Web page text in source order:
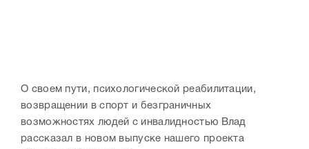
О своем пути, психологической реабилитации,
возвращении в спорт и безграничных
возможностях людей с инвалидностью Влад
рассказал в новом выпуске нашего проекта